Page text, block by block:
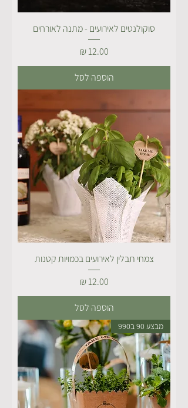
סוקולנטים לאירועים - מתנה לאורחים
מחיר
הוספה לסל
צמחי תבלין לאירועים בכמויות קטנות
מחיר
הוספה לסל
מבצע 90 ב990